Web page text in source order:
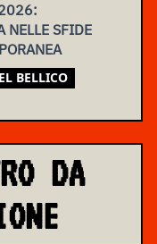
NELLE SFIDE
BELLICO
DA